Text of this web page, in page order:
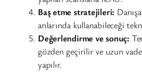
Baş etme stratejileri:
anlarında kullanabileceği
Değerlendirme ve sonuç:
gözden geçirilir ve uzun
yapılır.